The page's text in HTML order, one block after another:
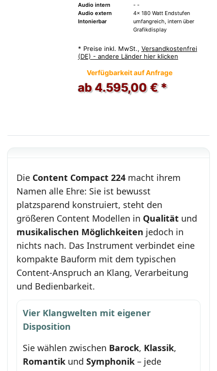
Audio intern
- -
Audio extern
4x 180 Watt Endstufen
Intonierbar
umfangreich, intern über
Grafikdisplay
* Preise inkl. MwSt., Versandkostenfrei
(DE) - andere Länder hier klicken
Verfügbarkeit auf Anfrage
ab 4.595,00 € *
Die Content Compact 224 macht ihrem
Namen alle Ehre: Sie ist bewusst
platzsparend konstruiert, steht den
größeren Content Modellen in Qualität und
musikalischen Möglichkeiten jedoch in
nichts nach. Das Instrument verbindet eine
kompakte Bauform mit dem typischen
Content-Anspruch an Klang, Verarbeitung
und Bedienbarkeit.
Vier Klangwelten mit eigener
Disposition
Sie wählen zwischen Barock, Klassik,
Romantik und Symphonik – jede